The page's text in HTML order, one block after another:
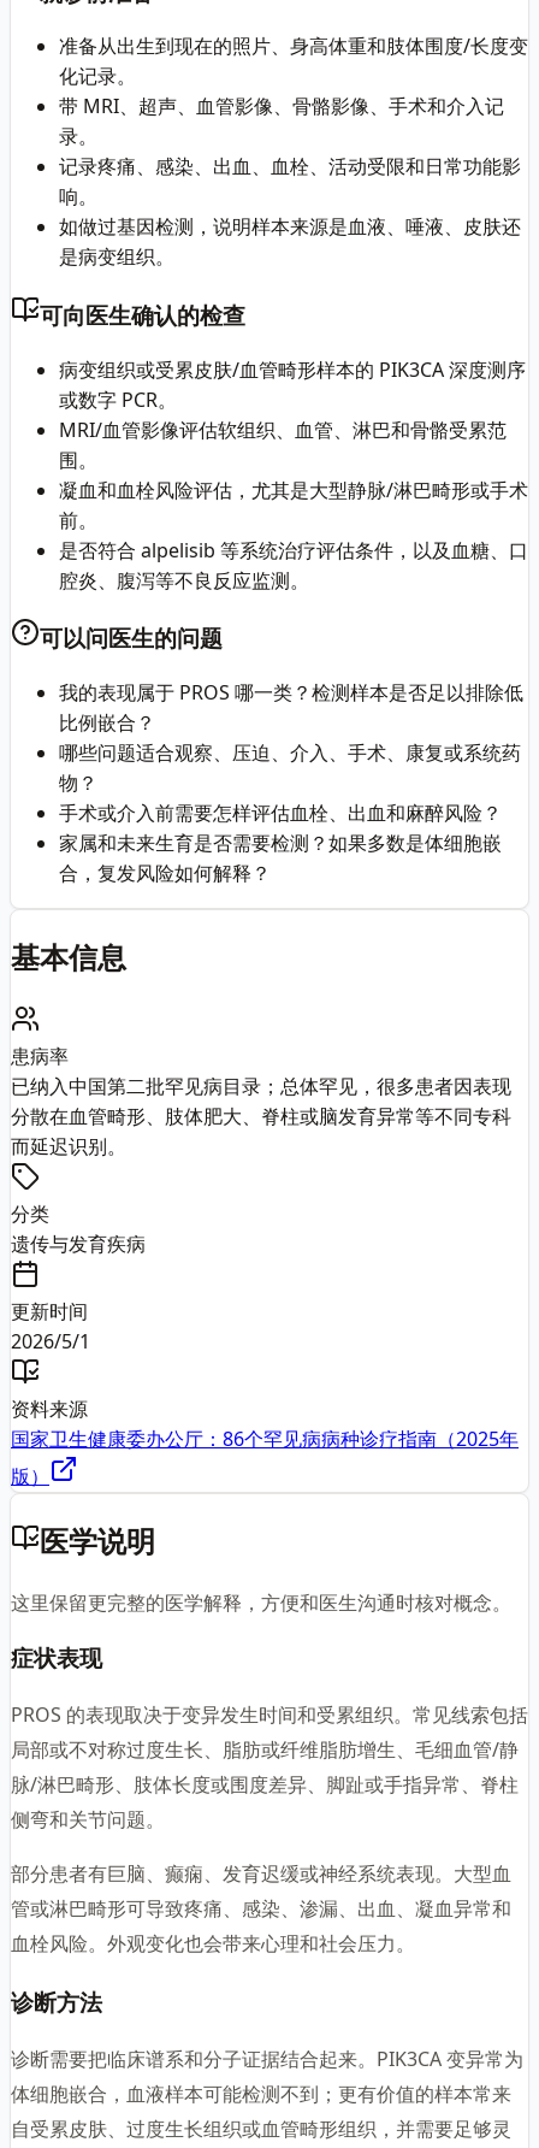
准备从出生到现在的照片、身高体重和肢体围度/长度变
化记录。
带 MRI、超声、血管影像、骨骼影像、手术和介入记
录。
记录疼痛、感染、出血、血栓、活动受限和日常功能影
响。
如做过基因检测，说明样本来源是血液、唾液、皮肤还
是病变组织。
可向医生确认的检查
病变组织或受累皮肤/血管畸形样本的 PIK3CA 深度测序
或数字 PCR。
MRI/血管影像评估软组织、血管、淋巴和骨骼受累范
围。
凝血和血栓风险评估，尤其是大型静脉/淋巴畸形或手术
前。
是否符合 alpelisib 等系统治疗评估条件，以及血糖、口
腔炎、腹泻等不良反应监测。
可以问医生的问题
我的表现属于 PROS 哪一类？检测样本是否足以排除低
比例嵌合？
哪些问题适合观察、压迫、介入、手术、康复或系统药
物？
手术或介入前需要怎样评估血栓、出血和麻醉风险？
家属和未来生育是否需要检测？如果多数是体细胞嵌
合，复发风险如何解释？
基本信息
患病率
已纳入中国第二批罕见病目录；总体罕见，很多患者因表现
分散在血管畸形、肢体肥大、脊柱或脑发育异常等不同专科
而延迟识别。
分类
遗传与发育疾病
更新时间
2026/5/1
资料来源
国家卫生健康委办公厅：86个罕见病病种诊疗指南（2025年
版）
医学说明
这里保留更完整的医学解释，方便和医生沟通时核对概念。
症状表现
PROS 的表现取决于变异发生时间和受累组织。常见线索包括
局部或不对称过度生长、脂肪或纤维脂肪增生、毛细血管/静
脉/淋巴畸形、肢体长度或围度差异、脚趾或手指异常、脊柱
侧弯和关节问题。
部分患者有巨脑、癫痫、发育迟缓或神经系统表现。大型血
管或淋巴畸形可导致疼痛、感染、渗漏、出血、凝血异常和
血栓风险。外观变化也会带来心理和社会压力。
诊断方法
诊断需要把临床谱系和分子证据结合起来。PIK3CA 变异常为
体细胞嵌合，血液样本可能检测不到；更有价值的样本常来
自受累皮肤、过度生长组织或血管畸形组织，并需要足够灵